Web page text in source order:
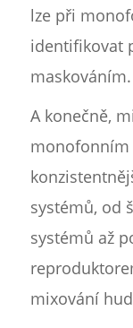
lze při
identifikovat
maskováním.
A konečně,
monofonním
systémů, od
systémů až
mixování